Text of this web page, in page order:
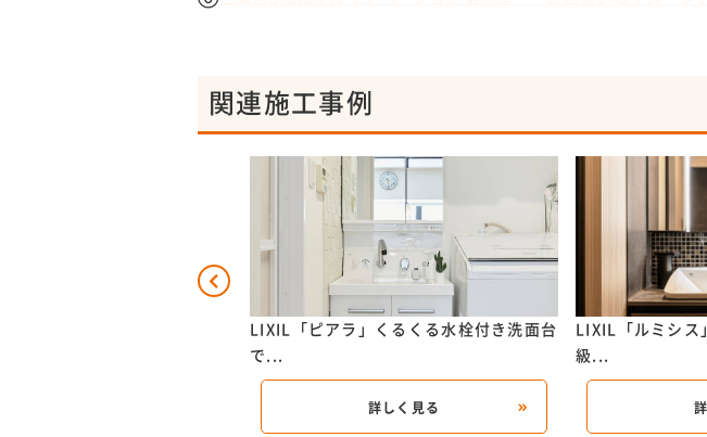
関連施工事例
LIXIL「ピアラ」くるくる水栓付き洗面台
で...
詳しく見る
LIXIL「ルミシ
級...